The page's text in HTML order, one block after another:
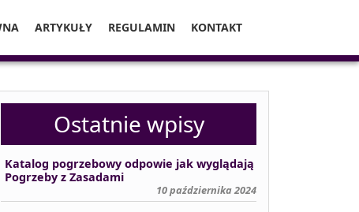
ARTYKUŁY REGULAMIN KONTAKT
Ostatnie wpisy
Katalog pogrzebowy odpowie jak wyglądają
Pogrzeby z Zasadami
10 października 2024